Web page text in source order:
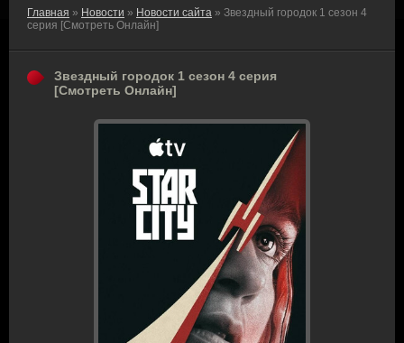
Главная » Новости » Новости сайта » Звездный городок 1 сезон 4
серия [Смотреть Онлайн]
Звездный городок 1 сезон 4 серия
[Смотреть Онлайн]